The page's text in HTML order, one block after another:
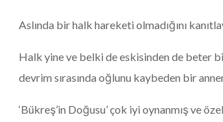
Aslında bir halk hareketi olmadığını
Halk yine ve belki de eskisinden de beter
devrim sırasında oğlunu kaybeden bir
‘Bükreş’in Doğusu’ çok iyi oynanmış ve